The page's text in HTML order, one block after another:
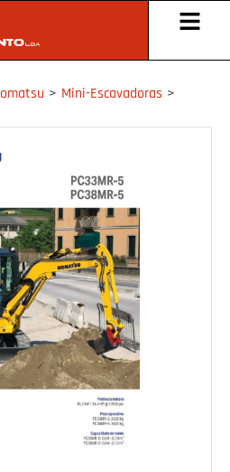
> Mini-Escavadoras >